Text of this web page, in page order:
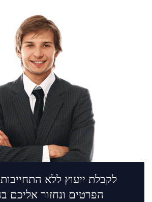
לקבלת ייעוץ ללא
הפרטים ונחזור אליכם